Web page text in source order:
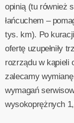
opinią (tu również
łańcuchem –
tys. km). Po
ofertę uzupełniły
rozrządu w kąpieli
zalecamy
wymagań
wysokoprężnych